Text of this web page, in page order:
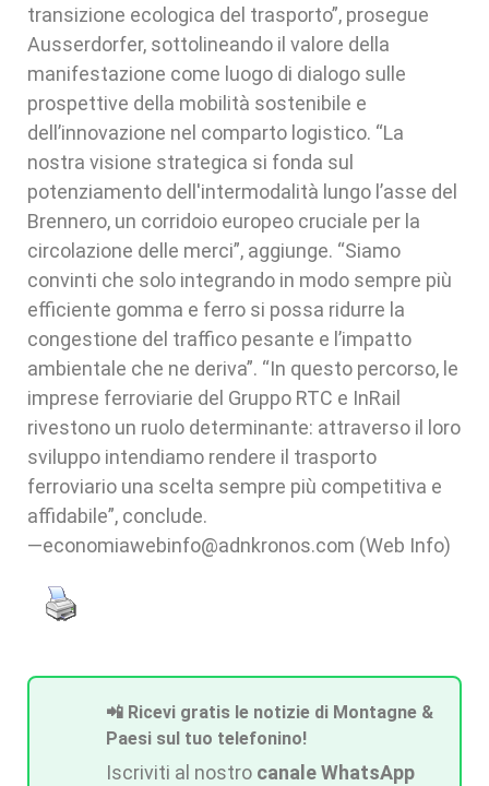
transizione ecologica del trasporto”, prosegue
Ausserdorfer, sottolineando il valore della
manifestazione come luogo di dialogo sulle
prospettive della mobilità sostenibile e
dell’innovazione nel comparto logistico. “La
nostra visione strategica si fonda sul
potenziamento dell'intermodalità lungo l’asse del
Brennero, un corridoio europeo cruciale per la
circolazione delle merci”, aggiunge. “Siamo
convinti che solo integrando in modo sempre più
efficiente gomma e ferro si possa ridurre la
congestione del traffico pesante e l’impatto
ambientale che ne deriva”. “In questo percorso, le
imprese ferroviarie del Gruppo RTC e InRail
rivestono un ruolo determinante: attraverso il loro
sviluppo intendiamo rendere il trasporto
ferroviario una scelta sempre più competitiva e
affidabile”, conclude.
—economiawebinfo@adnkronos.com (Web Info)
📲 Ricevi gratis le notizie di Montagne &
Paesi sul tuo telefonino!
Iscriviti al nostro canale WhatsApp